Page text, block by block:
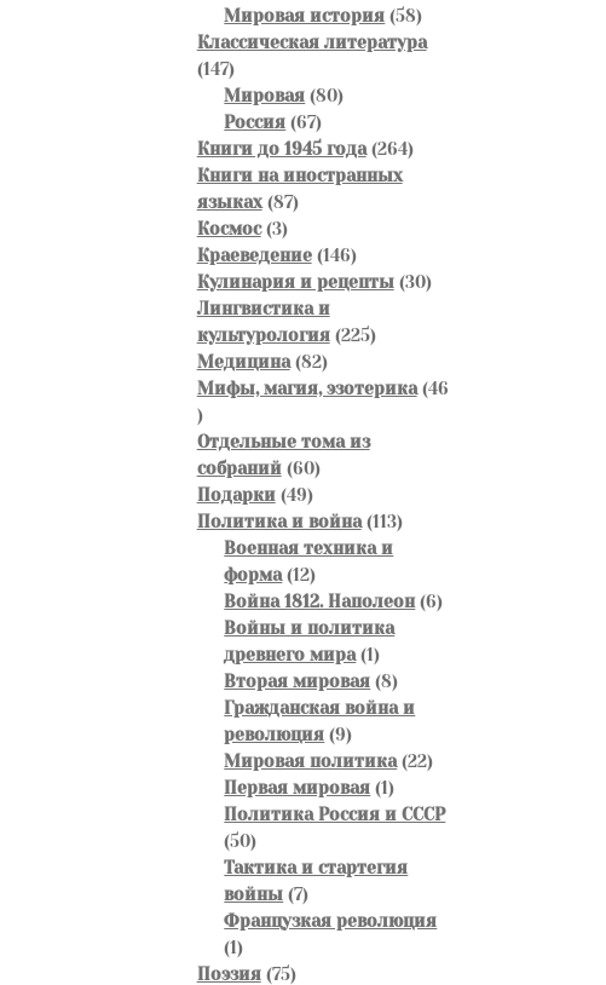
товаров
Мировая история 5858
товаров
Классическая литература
147147
товаров
Мировая 8080
Россия 6767
товаров
Книги до 1945 года 264264
Книги на иностранных
языках 8787
Космос 33
товара
Краеведение 146146
товаров
Кулинария и рецепты 3030
Лингвистика и
культурология 225225
Медицина 8282
товара
Мифы, магия, эзотерика 46
46
товаров
Отдельные тома из
собраний 6060
товаров
Подарки 4949
товаров
Политика и война 113113
Военная техника и
форма 1212
товаров
Война 1812. Наполеон 66
Войны и политика
древнего мира 11
товар
Вторая мировая 88
товаров
Гражданская война и
революция 99
товаров
Мировая политика 2222
Первая мировая 11
товар
Политика Россия и СССР
5050
товаров
Тактика и стартегия
войны 77
товаров
Французкая революция
11
товар
Поэзия 7575